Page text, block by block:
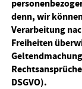
denn, wir
Verarbeitung
Freiheiten
DSGVO).